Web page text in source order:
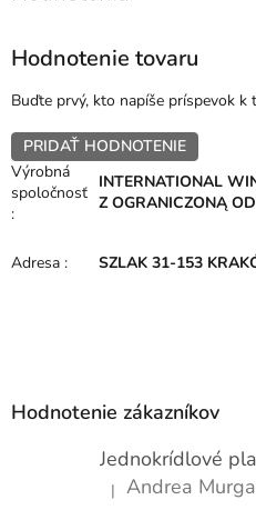
Hodnotenie tovaru
Buďte prvý, kto napíše príspevok k
PRIDAŤ HODNOTENIE
Výrobná
spoločnosť
:
INTERNATIONAL
Z OGRANICZONĄ
Adresa : SZLAK 31-153
Hodnotenie zákazníkov
Hodnotenie produktu
| Andrea